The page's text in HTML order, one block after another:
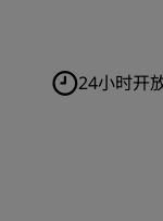
24小时开